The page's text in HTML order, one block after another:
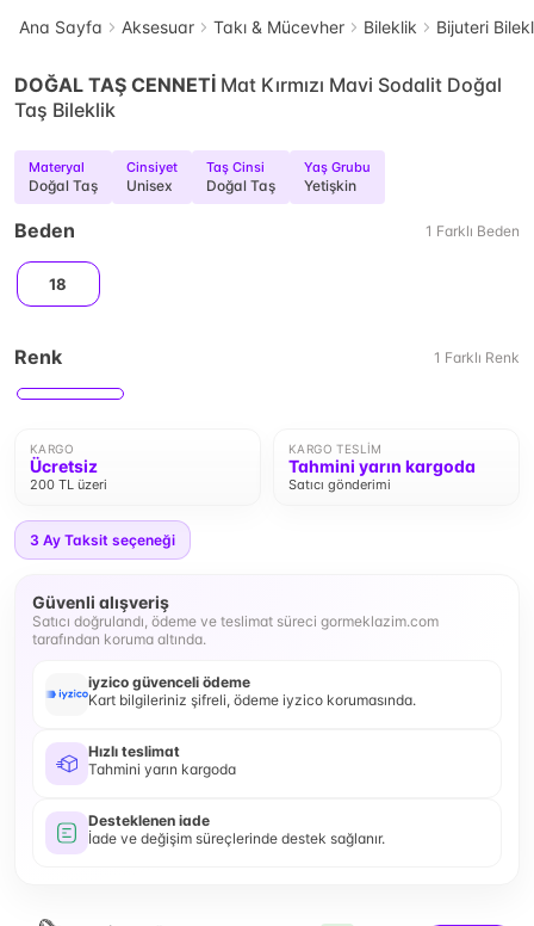
Ana Sayfa Aksesuar Takı & Mücevher Bileklik Bijuteri
DOĞAL TAŞ CENNETİ Mat Kırmızı Mavi Sodalit Doğal
Taş Bileklik
Materyal
Doğal Taş
Cinsiyet
Unisex
Taş Cinsi
Doğal Taş
Yaş Grubu
Yetişkin
Beden 1 Farklı Beden
18
Renk 1 Farklı Renk
KARGO
Ücretsiz
200 TL üzeri
KARGO TESLIM
Tahmini yarın kargoda
Satıcı gönderimi
3 Ay Taksit seçeneği
Güvenli alışveriş
Satıcı doğrulandı, ödeme ve teslimat süreci gormeklazim.com
tarafından koruma altında.
iyzico güvenceli ödeme
Kart bilgileriniz şifreli, ödeme iyzico korumasında.
Hızlı teslimat
Tahmini yarın kargoda
Desteklenen iade
İade ve değişim süreçlerinde destek sağlanır.